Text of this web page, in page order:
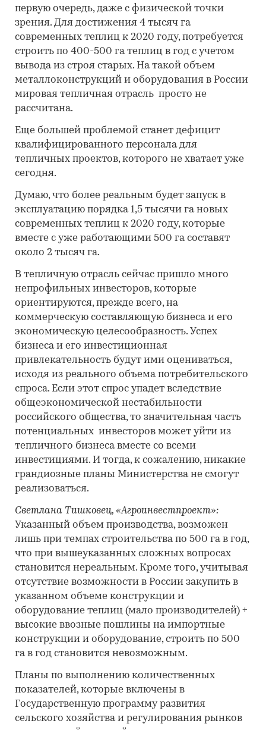
первую очередь, даже с физической точки
зрения. Для достижения 4 тысяч га
современных теплиц к 2020 году, потребуется
строить по 400-500 га теплиц в год с учетом
вывода из строя старых. На такой объем
металлоконструкций и оборудования в России
мировая тепличная отрасль просто не
рассчитана.
Еще большей проблемой станет дефицит
квалифицированного персонала для
тепличных проектов, которого не хватает уже
сегодня.
Думаю, что более реальным будет запуск в
эксплуатацию порядка 1,5 тысячи га новых
современных теплиц к 2020 году, которые
вместе с уже работающими 500 га составят
около 2 тысяч га.
В тепличную отрасль сейчас пришло много
непрофильных инвесторов, которые
ориентируются, прежде всего, на
коммерческую составляющую бизнеса и его
экономическую целесообразность. Успех
бизнеса и его инвестиционная
привлекательность будут ими оцениваться,
исходя из реального объема потребительского
спроса. Если этот спрос упадет вследствие
общеэкономической нестабильности
российского общества, то значительная часть
потенциальных инвесторов может уйти из
тепличного бизнеса вместе со всеми
инвестициями. И тогда, к сожалению, никакие
грандиозные планы Министерства не смогут
реализоваться.
Светлана Тишковец, «Агроинвестпроект»:
Указанный объем производства, возможен
лишь при темпах строительства по 500 га в год,
что при вышеуказанных сложных вопросах
становится нереальным. Кроме того, учитывая
отсутствие возможности в России закупить в
указанном объеме конструкции и
оборудование теплиц (мало производителей) +
высокие ввозные пошлины на импортные
конструкции и оборудование, строить по 500
га в год становится невозможным.
Планы по выполнению количественных
показателей, которые включены в
Государственную программу развития
сельского хозяйства и регулирования рынков